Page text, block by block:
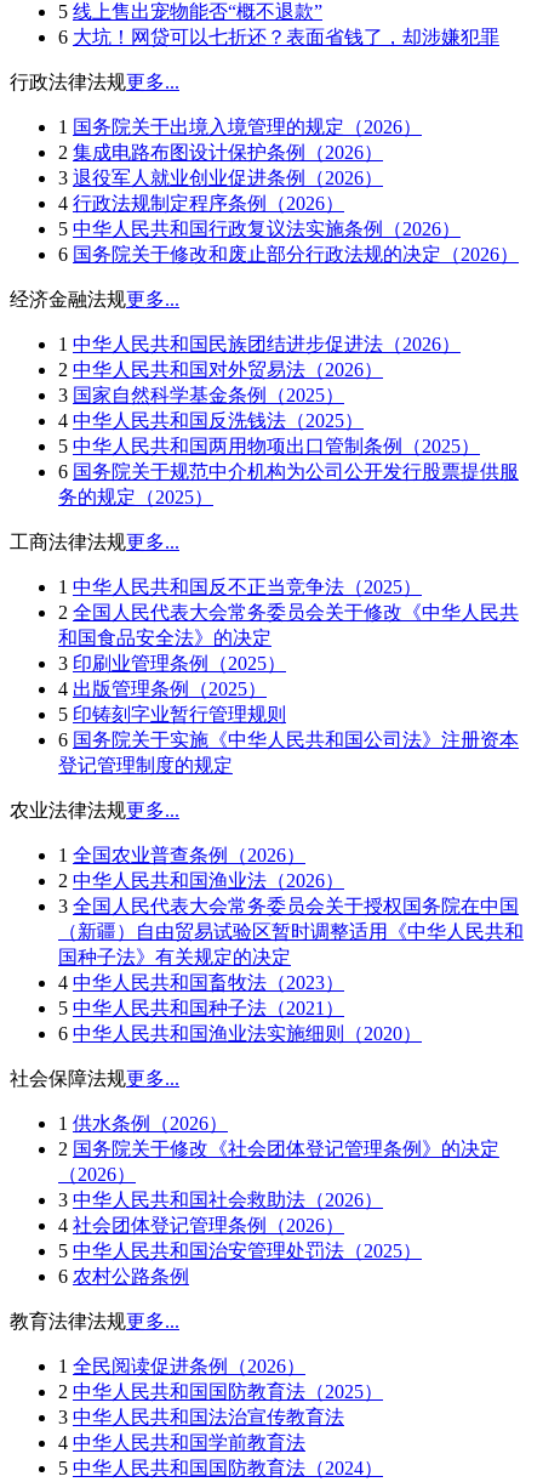
5 线上售出宠物能否“概不退款”
6 大坑！网贷可以七折还？表面省钱了，却涉嫌犯罪
行政法律法规更多...
1 国务院关于出境入境管理的规定（2026）
2 集成电路布图设计保护条例（2026）
3 退役军人就业创业促进条例（2026）
4 行政法规制定程序条例（2026）
5 中华人民共和国行政复议法实施条例（2026）
6 国务院关于修改和废止部分行政法规的决定（2026）
经济金融法规更多...
1 中华人民共和国民族团结进步促进法（2026）
2 中华人民共和国对外贸易法（2026）
3 国家自然科学基金条例（2025）
4 中华人民共和国反洗钱法（2025）
5 中华人民共和国两用物项出口管制条例（2025）
6 国务院关于规范中介机构为公司公开发行股票提供服
务的规定（2025）
工商法律法规更多...
1 中华人民共和国反不正当竞争法（2025）
2 全国人民代表大会常务委员会关于修改《中华人民共
和国食品安全法》的决定
3 印刷业管理条例（2025）
4 出版管理条例（2025）
5 印铸刻字业暂行管理规则
6 国务院关于实施《中华人民共和国公司法》注册资本
登记管理制度的规定
农业法律法规更多...
1 全国农业普查条例（2026）
2 中华人民共和国渔业法（2026）
3 全国人民代表大会常务委员会关于授权国务院在中国
（新疆）自由贸易试验区暂时调整适用《中华人民共和
国种子法》有关规定的决定
4 中华人民共和国畜牧法（2023）
5 中华人民共和国种子法（2021）
6 中华人民共和国渔业法实施细则（2020）
社会保障法规更多...
1 供水条例（2026）
2 国务院关于修改《社会团体登记管理条例》的决定
（2026）
3 中华人民共和国社会救助法（2026）
4 社会团体登记管理条例（2026）
5 中华人民共和国治安管理处罚法（2025）
6 农村公路条例
教育法律法规更多...
1 全民阅读促进条例（2026）
2 中华人民共和国国防教育法（2025）
3 中华人民共和国法治宣传教育法
4 中华人民共和国学前教育法
5 中华人民共和国国防教育法（2024）